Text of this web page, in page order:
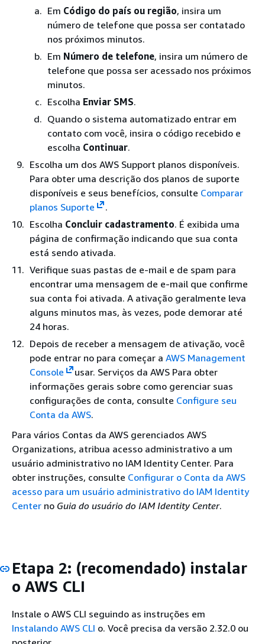
Em Código do país ou região, insira um
número de telefone que possa ser contatado
nos próximos minutos.
Em Número de telefone, insira um número de
telefone que possa ser acessado nos próximos
minutos.
Escolha Enviar SMS.
Quando o sistema automatizado entrar em
contato com você, insira o código recebido e
escolha Continuar.
Escolha um dos AWS Support planos disponíveis.
Para obter uma descrição dos planos de suporte
disponíveis e seus benefícios, consulte Comparar
planos Suporte
.
Escolha Concluir cadastramento. É exibida uma
página de confirmação indicando que sua conta
está sendo ativada.
Verifique suas pastas de e-mail e de spam para
encontrar uma mensagem de e-mail que confirme
sua conta foi ativada. A ativação geralmente leva
alguns minutos mas, às vezes, pode demorar até
24 horas.
Depois de receber a mensagem de ativação, você
pode entrar no para começar a AWS Management
Console
usar. Serviços da AWS Para obter
informações gerais sobre como gerenciar suas
configurações de conta, consulte Configure seu
Conta da AWS.
Para vários Contas da AWS gerenciados AWS
Organizations, atribua acesso administrativo a um
usuário administrativo no IAM Identity Center. Para
obter instruções, consulte Configurar o Conta da AWS
acesso para um usuário administrativo do IAM Identity
Center no Guia do usuário do IAM Identity Center.
Etapa 2: (recomendado) instalar
o AWS CLI
Instale o AWS CLI seguindo as instruções em
Instalando AWS CLI o. Você precisa da versão 2.32.0 ou